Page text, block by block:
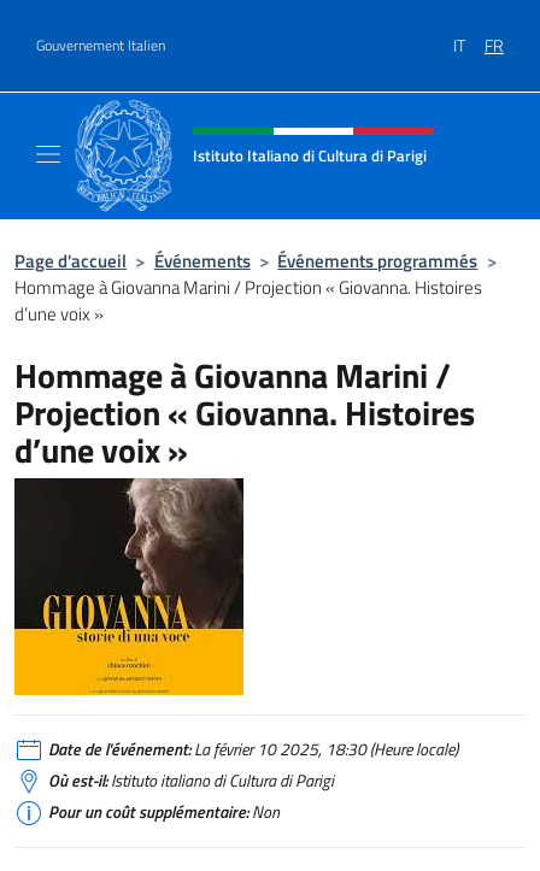
Gouvernement Italien IT FR
Site Web, social et en-tête de
Istituto Italiano di Cultura di Parigi
Page d'accueil > Événements > Événements programmés >
Hommage à Giovanna Marini / Projection « Giovanna. Histoires
d’une voix »
Hommage à Giovanna Marini /
Projection « Giovanna. Histoires
d’une voix »
Date de l'événement:La février 10 2025, 18:30 (Heure locale)
Où est-il:Istituto italiano di Cultura di Parigi
Pour un coût supplémentaire:Non